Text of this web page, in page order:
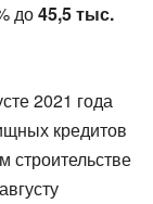
до45,5 тыс.
2021 года
кредитов
строительстве